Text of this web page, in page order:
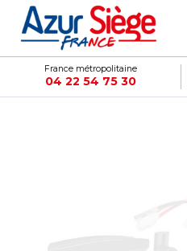
France métropolitaine
04 22 54 75 30
Panneau de gestion des cookies